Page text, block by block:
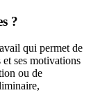
?
qui permet de
et ses motivations
ou de